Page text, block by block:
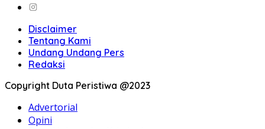
Disclaimer
Tentang Kami
Undang Undang Pers
Redaksi
Copyright Duta Peristiwa @2023
Advertorial
Opini